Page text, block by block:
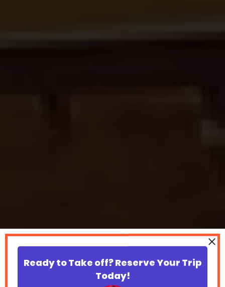
Ready to Take off? Reserve Your Trip
Today!